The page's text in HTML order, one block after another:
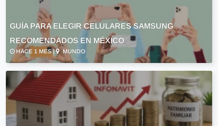
GUÍA PARA ELEGIR CELULARES SAMSUNG
RECOMENDADOS EN MÉXICO
HACE 1 MES | MUNDO